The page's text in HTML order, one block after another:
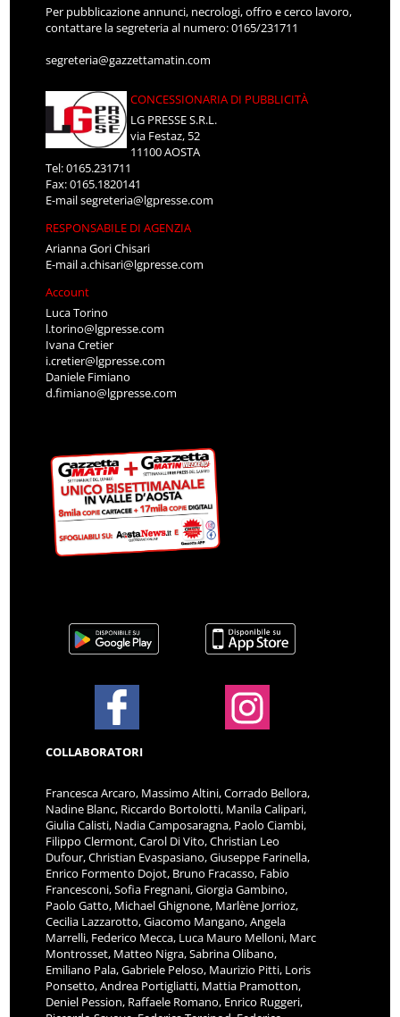
Per pubblicazione annunci, necrologi, offro e cerco lavoro,
contattare la segreteria al numero: 0165/231711
segreteria@gazzettamatin.com
CONCESSIONARIA DI PUBBLICITÀ
LG PRESSE S.R.L.
via Festaz, 52
11100 AOSTA
Tel: 0165.231711
Fax: 0165.1820141
E-mailsegreteria@lgpresse.com
RESPONSABILE DI AGENZIA
Arianna Gori Chisari
E-maila.chisari@lgpresse.com
Account
Luca Torino
l.torino@lgpresse.com
Ivana Cretier
i.cretier@lgpresse.com
Daniele Fimiano
d.fimiano@lgpresse.com
COLLABORATORI
Francesca Arcaro, Massimo Altini, Corrado Bellora,
Nadine Blanc, Riccardo Bortolotti, Manila Calipari,
Giulia Calisti, Nadia Camposaragna, Paolo Ciambi,
Filippo Clermont, Carol Di Vito, Christian Leo
Dufour, Christian Evaspasiano, Giuseppe Farinella,
Enrico Formento Dojot, Bruno Fracasso, Fabio
Francesconi, Sofia Fregnani, Giorgia Gambino,
Paolo Gatto, Michael Ghignone, Marlène Jorrioz,
Cecilia Lazzarotto, Giacomo Mangano, Angela
Marrelli, Federico Mecca, Luca Mauro Melloni, Marc
Montrosset, Matteo Nigra, Sabrina Olibano,
Emiliano Pala, Gabriele Peloso, Maurizio Pitti, Loris
Ponsetto, Andrea Portigliatti, Mattia Pramotton,
Deniel Pession, Raffaele Romano, Enrico Ruggeri,